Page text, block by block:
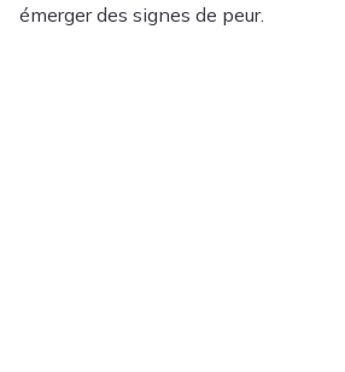
émerger des signes de peur.